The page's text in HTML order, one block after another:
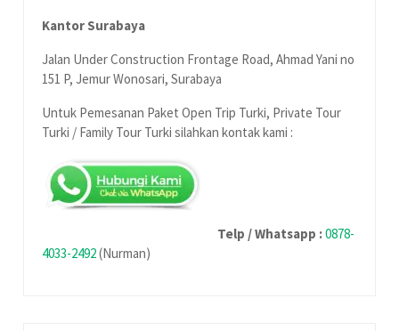
Kantor Surabaya
Jalan Under Construction Frontage Road, Ahmad Yani no
151 P, Jemur Wonosari, Surabaya
Untuk Pemesanan Paket Open Trip Turki, Private Tour
Turki / Family Tour Turki silahkan kontak kami :
Telp / Whatsapp :0878-
4033-2492(Nurman)